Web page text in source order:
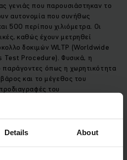
Details About
γενιάς που παρουσιάστηκαν το
αυτονομία που συνήθως
500 περίπου χιλιόμετρα. Οι
καθώς έχουν μετρηθεί
δοκιμών WLTP (Worldwide
Test Procedure). Φυσικά, η
παράγοντες όπως η χωρητικότητα
και το μέγεθος του
του
μπορεί να επηρεαστεί από τον
του ηλεκτρικού οχήματος και
χρόνο από την